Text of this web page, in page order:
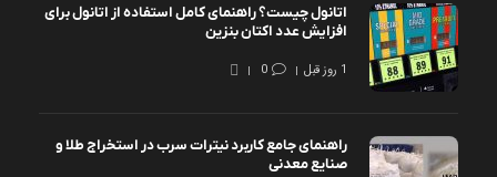
اتانول چیست؟ راهنمای کامل استفاده از اتانول برای
افزایش عدد اکتان بنزین
1 روز قبل 0
راهنمای جامع کاربرد نیترات سرب در استخراج طلا و
صنایع معدنی